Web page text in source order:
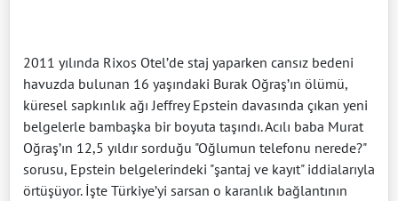
2011 yılında Rixos Otel’de staj yaparken cansız bedeni
havuzda bulunan 16 yaşındaki Burak Oğraş’ın ölümü,
küresel sapkınlık ağı Jeffrey Epstein davasında çıkan yeni
belgelerle bambaşka bir boyuta taşındı. Acılı baba Murat
Oğraş’ın 12,5 yıldır sorduğu "Oğlumun telefonu nerede?"
sorusu, Epstein belgelerindeki "şantaj ve kayıt" iddialarıyla
örtüşüyor. İşte Türkiye’yi sarsan o karanlık bağlantının